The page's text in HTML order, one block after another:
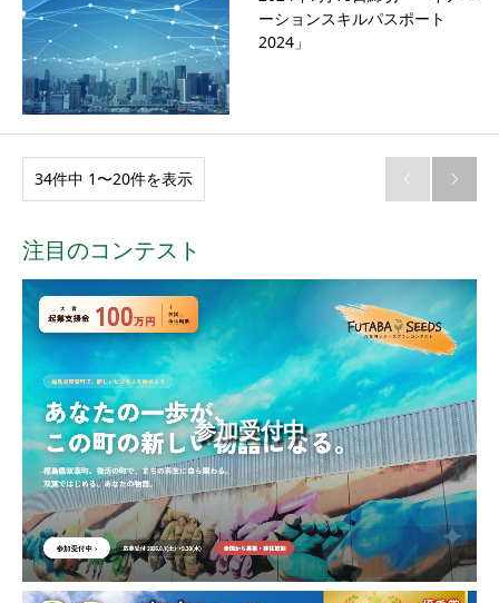
ーションスキルパスポート
2024」
34件中 1〜20件を表示  
注目のコンテスト
参加受付中